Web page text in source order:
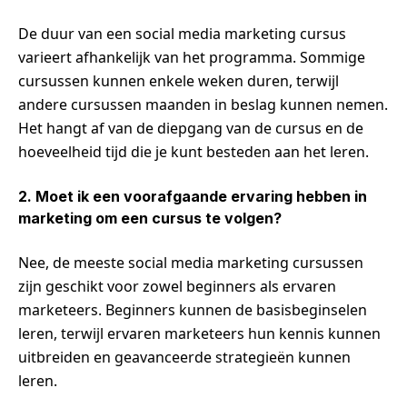
De duur van een social media marketing cursus
varieert afhankelijk van het programma. Sommige
cursussen kunnen enkele weken duren, terwijl
andere cursussen maanden in beslag kunnen nemen.
Het hangt af van de diepgang van de cursus en de
hoeveelheid tijd die je kunt besteden aan het leren.
2. Moet ik een voorafgaande ervaring hebben in
marketing om een cursus te volgen?
Nee, de meeste social media marketing cursussen
zijn geschikt voor zowel beginners als ervaren
marketeers. Beginners kunnen de basisbeginselen
leren, terwijl ervaren marketeers hun kennis kunnen
uitbreiden en geavanceerde strategieën kunnen
leren.